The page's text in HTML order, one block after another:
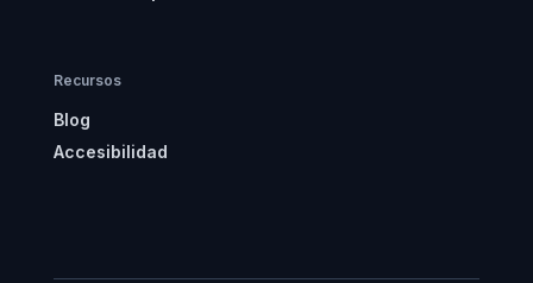
Recursos
Blog
Accesibilidad